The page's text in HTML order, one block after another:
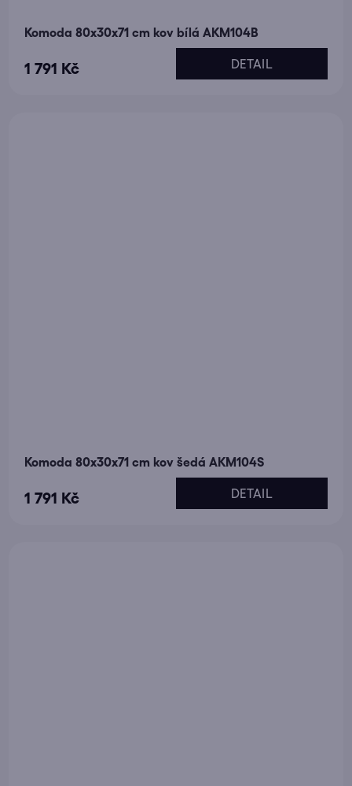
Komoda 80x30x71 cm kov bílá AKM104B
1 791 Kč DETAIL
Komoda 80x30x71 cm kov šedá AKM104S
1 791 Kč DETAIL